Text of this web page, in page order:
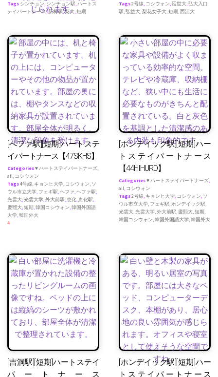
Tags シンチョン, シンチョン駅,ハートス
テイパートナース,新村駅,梨大,短期
Tags2号線, コシウォン,延世大,弘大入口
駅,弘益大,梨花女子大,短期,西江大
[へファ駅][短期]ハートステ
イパートナース【47SKHS】
Categories♥ ハートステイパートナーズ,
all, コシウォン
Tags4号線, キョンヒ大学, コシウォン, ソ
ウル市立大学, フェギ駅,ヘファ,ヘファ駅,
光雲大,光雲大学,外大前駅,恵化,恵化駅,
慶熙大,短期,韓国コシウォン,韓国外国語
大学,韓国外大
4
[ホンデイック駅][短期]ハー
トステイパートナース
【44HIHURD】
Categories♥ ハートステイパートナーズ,
all, コシウォン
Tags2号線, キョンヒ大学, コシウォン, ソ
ウル市立大学, フェギ駅,ホンデイック駅,
光雲大,光雲大学,外大前駅, 慶熙大,短期,
韓国コシウォン,韓国外国語大学,韓国外大
[吉洞駅][短期]ハートステイ
パートナース
[ホンデイック駅][短期]ハー
トステイパートナース